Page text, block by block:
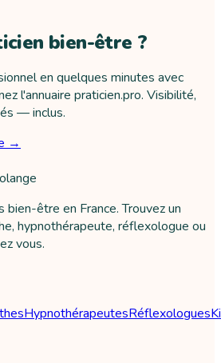
bien-être ?
en quelques minutes avec
l'annuaire praticien.pro. Visibilité,
— inclus.
→
bien-être en France. Trouvez un
hypnothérapeute, réflexologue ou
vous.
HypnothérapeutesRéflexologues